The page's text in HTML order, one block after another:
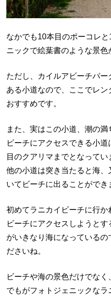
なかでも10本目のポーコレ
ニックで絵葉書のような景色
ただし、カイルアビーチパ
ある小道なので、ここでレ
おすすめです。
また、実はこの小道、潮の満
ビーチにアクセスできる小
目のクアリマまでとなってい
他の小道は突き当たると海
いてビーチに出ることができ
初めてラニカイビーチに行
ビーチにアクセスしようと
がいきなり海になっているの
ださいね。
ビーチや海の景色だけでな
でもがフォトジェニックな